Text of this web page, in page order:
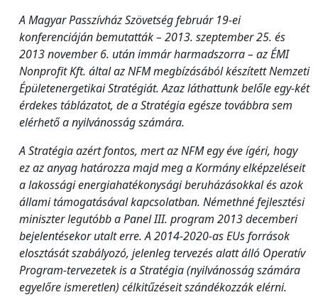
A Magyar Passzívház Szövetség február 19-ei
konferenciáján bemutatták – 2013. szeptember 25. és
2013 november 6. után immár harmadszorra – az ÉMI
Nonprofit Kft. által az NFM megbízásából készített Nemzeti
Épületenergetikai Stratégiát. Azaz láthattunk belőle egy-két
érdekes táblázatot, de a Stratégia egésze továbbra sem
elérhető a nyilvánosság számára.
A Stratégia azért fontos, mert az NFM egy éve ígéri, hogy
ez az anyag határozza majd meg a Kormány elképzeléseit
a lakossági energiahatékonysági beruházásokkal és azok
állami támogatásával kapcsolatban. Némethné fejlesztési
miniszter legutóbb a Panel III. program 2013 decemberi
bejelentésekor utalt erre. A 2014-2020-as EUs források
elosztását szabályozó, jelenleg tervezés alatt álló Operatív
Program-tervezetek is a Stratégia (nyilvánosság számára
egyelőre ismeretlen) célkitűzéseit szándékozzák elérni.